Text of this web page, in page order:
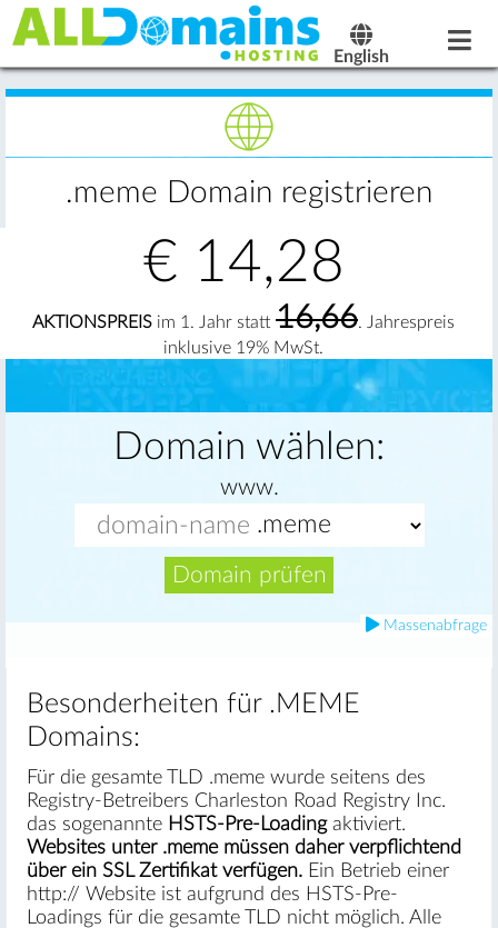
English
.meme Domain registrieren
€ 14,28
AKTIONSPREIS im 1. Jahr statt 16,66. Jahrespreis
inklusive 19% MwSt.
Domain wählen:
www.
Domain prüfen
Massenabfrage
Besonderheiten für .MEME
Domains:
Für die gesamte TLD .meme wurde seitens des
Registry-Betreibers Charleston Road Registry Inc.
das sogenannte HSTS-Pre-Loadingaktiviert.
Websites unter .meme müssen daher verpflichtend
über ein SSL Zertifikat verfügen.Ein Betrieb einer
http:// Website ist aufgrund des HSTS-Pre-
Loadings für die gesamte TLD nicht möglich. Alle